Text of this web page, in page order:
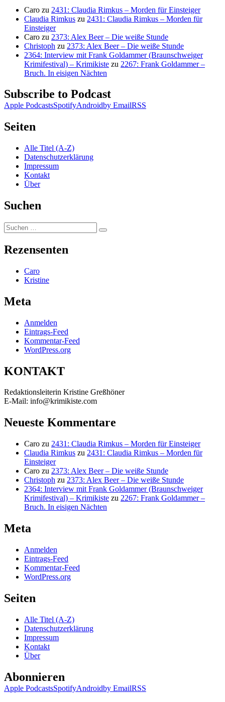
Caro zu 2431: Claudia Rimkus – Morden für Einsteiger
Claudia Rimkus zu 2431: Claudia Rimkus – Morden für
Einsteiger
Caro zu 2373: Alex Beer – Die weiße Stunde
Christoph zu 2373: Alex Beer – Die weiße Stunde
2364: Interview mit Frank Goldammer (Braunschweiger
Krimifestival) – Krimikiste zu 2267: Frank Goldammer –
Bruch. In eisigen Nächten
Subscribe to Podcast
Apple PodcastsSpotifyAndroidby EmailRSS
Seiten
Alle Titel (A-Z)
Datenschutzerklärung
Impressum
Kontakt
Über
Suchen
Suchen
nach:
Suchen
Rezensenten
Caro
Kristine
Meta
Anmelden
Eintrags-Feed
Kommentar-Feed
WordPress.org
KONTAKT
Redaktionsleiterin Kristine Greßhöner
E-Mail: info@krimikiste.com
Neueste Kommentare
Caro zu 2431: Claudia Rimkus – Morden für Einsteiger
Claudia Rimkus zu 2431: Claudia Rimkus – Morden für
Einsteiger
Caro zu 2373: Alex Beer – Die weiße Stunde
Christoph zu 2373: Alex Beer – Die weiße Stunde
2364: Interview mit Frank Goldammer (Braunschweiger
Krimifestival) – Krimikiste zu 2267: Frank Goldammer –
Bruch. In eisigen Nächten
Meta
Anmelden
Eintrags-Feed
Kommentar-Feed
WordPress.org
Seiten
Alle Titel (A-Z)
Datenschutzerklärung
Impressum
Kontakt
Über
Abonnieren
Apple PodcastsSpotifyAndroidby EmailRSS